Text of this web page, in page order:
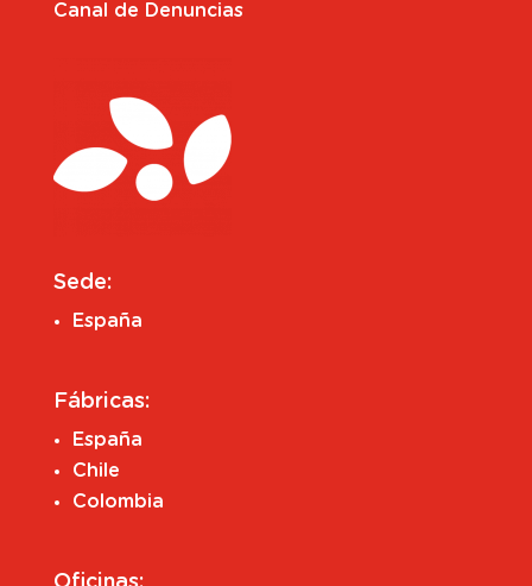
Canal de Denuncias
Sede:
España
Fábricas:
España
Chile
Colombia